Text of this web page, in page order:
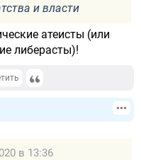
и власти
атеисты (или
либерасты)!
в 13:36